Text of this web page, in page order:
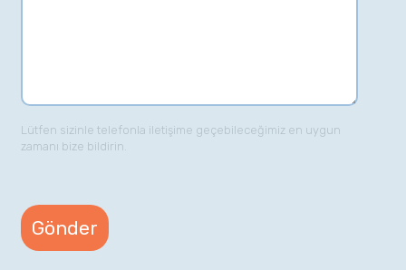
Lütfen sizinle telefonla iletişime geçebileceğimiz en uygun
zamanı bize bildirin.